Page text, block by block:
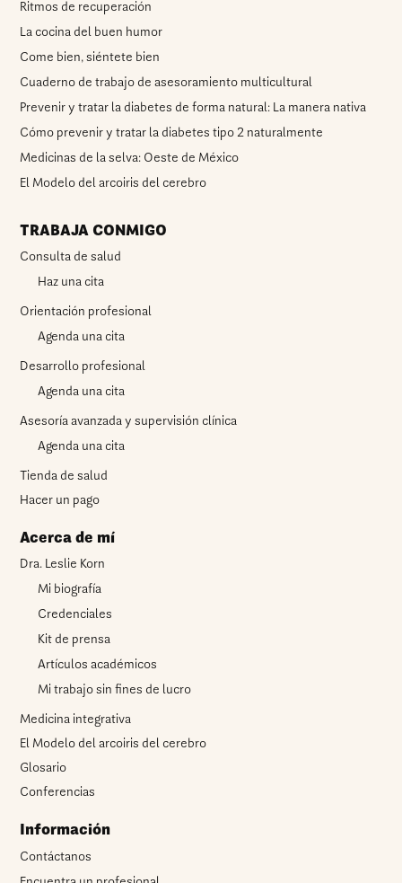
Ritmos de recuperación
La cocina del buen humor
Come bien, siéntete bien
Cuaderno de trabajo de asesoramiento multicultural
Prevenir y tratar la diabetes de forma natural: La manera nativa
Cómo prevenir y tratar la diabetes tipo 2 naturalmente
Medicinas de la selva: Oeste de México
El Modelo del arcoiris del cerebro
TRABAJA CONMIGO
Consulta de salud
Haz una cita
Orientación profesional
Agenda una cita
Desarrollo profesional
Agenda una cita
Asesoría avanzada y supervisión clínica
Agenda una cita
Tienda de salud
Hacer un pago
Acerca de mí
Dra. Leslie Korn
Mi biografía
Credenciales
Kit de prensa
Artículos académicos
Mi trabajo sin fines de lucro
Medicina integrativa
El Modelo del arcoiris del cerebro
Glosario
Conferencias
Información
Contáctanos